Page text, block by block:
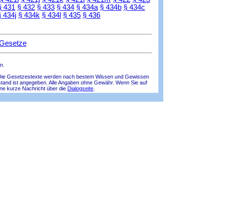
431 § 432 § 433 § 434 § 434a § 434b § 434c
434j § 434k § 434l § 435 § 436
Gesetzestexte werden nach bestem Wissen und Gewissen
ist angegeben. Alle Angaben ohne Gewähr. Wenn Sie auf
kurze Nachricht über die Dialogseite